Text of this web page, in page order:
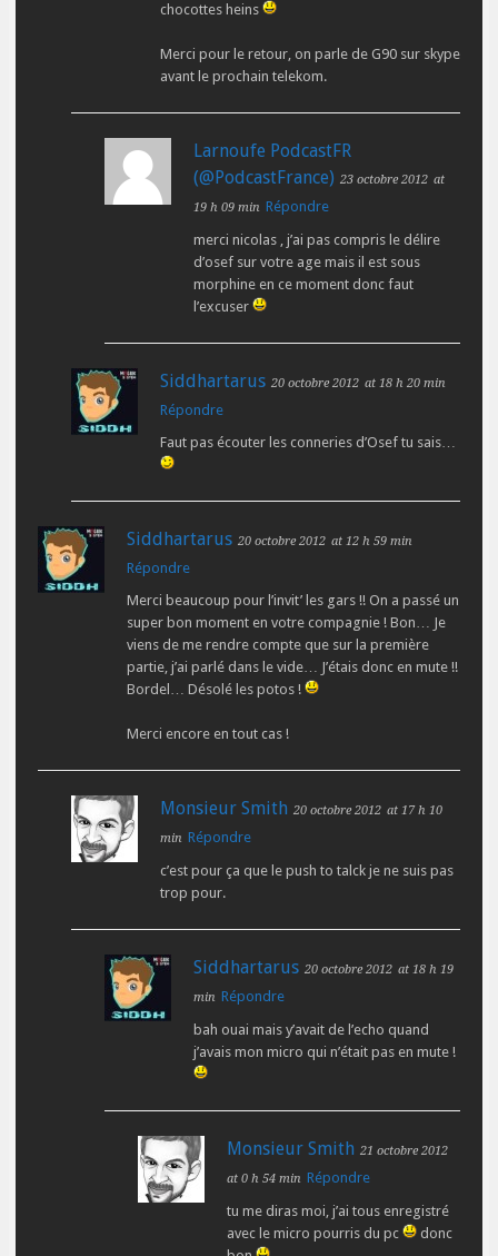
chocottes heins
Merci pour le retour, on parle de G90 sur skype
avant le prochain telekom.
Larnoufe PodcastFR
(@PodcastFrance) 23 octobre 2012 at
19 h 09 min Répondre
merci nicolas , j’ai pas compris le délire
d’osef sur votre age mais il est sous
morphine en ce moment donc faut
l’excuser
Siddhartarus 20 octobre 2012 at 18 h 20 min
Répondre
Faut pas écouter les conneries d’Osef tu sais…
Siddhartarus 20 octobre 2012 at 12 h 59 min
Répondre
Merci beaucoup pour l’invit’ les gars !! On a passé un
super bon moment en votre compagnie ! Bon… Je
viens de me rendre compte que sur la première
partie, j’ai parlé dans le vide… J’étais donc en mute !!
Bordel… Désolé les potos !
Merci encore en tout cas !
Monsieur Smith 20 octobre 2012 at 17 h 10
min Répondre
c’est pour ça que le push to talck je ne suis pas
trop pour.
Siddhartarus 20 octobre 2012 at 18 h 19
min Répondre
bah ouai mais y’avait de l’echo quand
j’avais mon micro qui n’était pas en mute !
Monsieur Smith 21 octobre 2012
at 0 h 54 min Répondre
tu me diras moi, j’ai tous enregistré
avec le micro pourris du pc
donc